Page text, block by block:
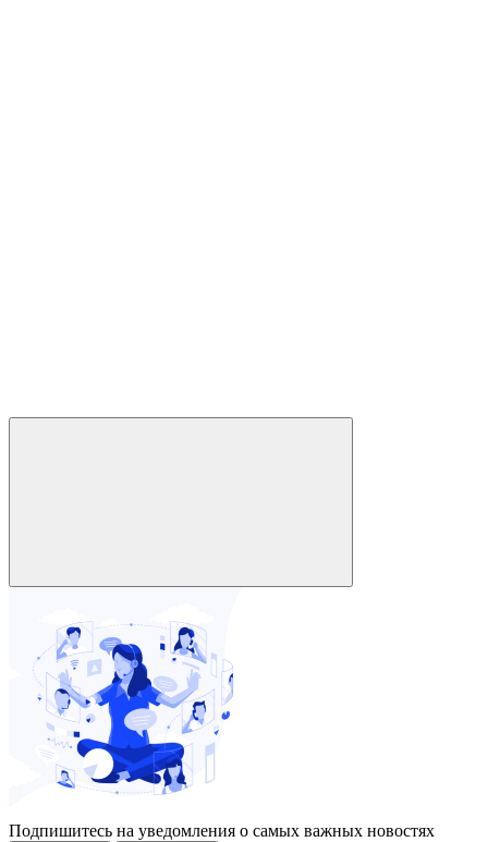
Подпишитесь на уведомления о самых важных новостях